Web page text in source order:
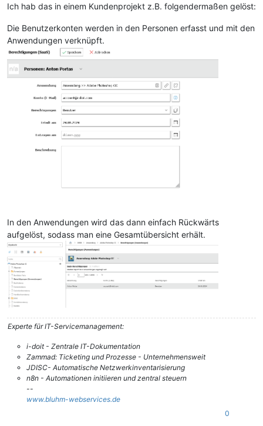
Ich hab das in einem Kundenprojekt z.B. folgendermaßen gelöst:
Die Benutzerkonten werden in den Personen erfasst und mit den
Anwendungen verknüpft.
In den Anwendungen wird das dann einfach Rückwärts
aufgelöst, sodass man eine Gesamtübersicht erhält.
Experte für IT-Servicemanagement:
i-doit - Zentrale IT-Dokumentation
Zammad: Ticketing und Prozesse - Unternehmensweit
JDISC- Automatische Netzwerkinventarisierung
n8n - Automationen initiieren und zentral steuern
--
www.bluhm-webservices.de
0